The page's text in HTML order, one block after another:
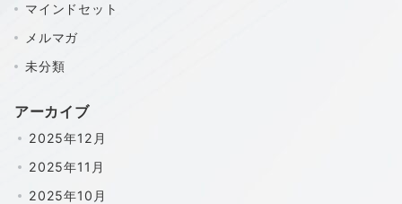
マインドセット
メルマガ
未分類
アーカイブ
2025年12月
2025年11月
2025年10月